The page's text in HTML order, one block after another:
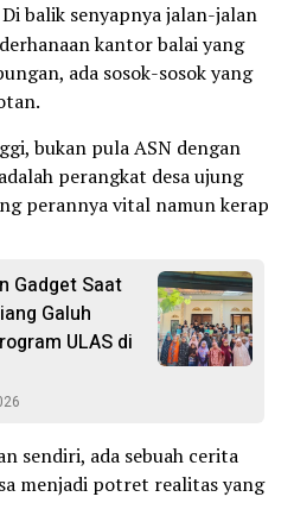
balik senyapnya jalan-jalan
kantor balai yang
ada sosok-sosok yang
bukan pula ASN dengan
perangkat desa ujung
perannya vital namun kerap
Gadget Saat
Galuh
ULAS di
sendiri, ada sebuah cerita
menjadi potret realitas yang